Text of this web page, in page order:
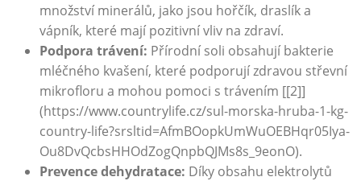
množství minerálů, jako jsou hořčík, draslík a
vápník, které mají pozitivní vliv na⁣ zdraví.
Podpora trávení: Přírodní soli ⁢obsahují bakterie
mléčného kvašení, které podporují zdravou střevní
mikrofloru a mohou pomoci s trávením [[2]]
(https://www.countrylife.cz/sul-morska-hruba-1-kg-
country-life?srsltid=AfmBOopkUmWuOEBHqr05Iya-
Ou8DvQcbsHHOdZogQnpbQJMs8s_9eonO).
Prevence dehydratace: Díky obsahu elektrolytů